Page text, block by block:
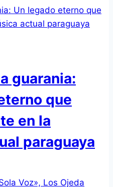
guarania:
que
en la
paraguaya